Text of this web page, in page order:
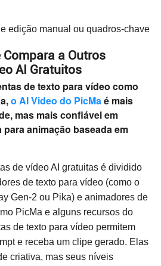
edição manual ou quadros-chave
a Outros
AI Gratuitos
de texto para vídeo como
o AI Video do PicMaé mais
mas mais confiável em
animação baseada em
de vídeo AI gratuitas é dividido
de texto para vídeo (como o
Gen-2 ou Pika) e animadores de
PicMa e alguns recursos do
de texto para vídeo permitem
e receba um clipe gerado. Elas
criativa, mas seus níveis